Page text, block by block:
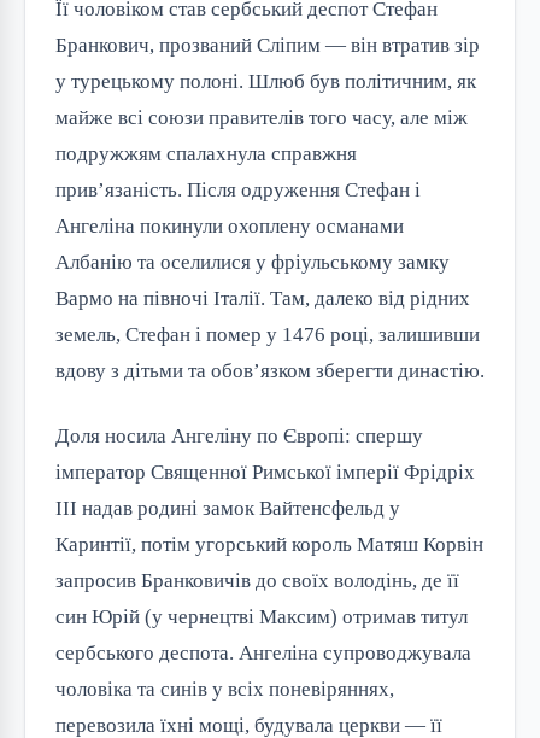
Її чоловіком став сербський деспот Стефан
Бранкович, прозваний Сліпим — він втратив зір
у турецькому полоні. Шлюб був політичним, як
майже всі союзи правителів того часу, але між
подружжям спалахнула справжня
прив’язаність. Після одруження Стефан і
Ангеліна покинули охоплену османами
Албанію та оселилися у фріульському замку
Вармо на півночі Італії. Там, далеко від рідних
земель, Стефан і помер у 1476 році, залишивши
вдову з дітьми та обов’язком зберегти династію.
Доля носила Ангеліну по Європі: спершу
імператор Священної Римської імперії Фрідріх
III надав родині замок Вайтенсфельд у
Каринтії, потім угорський король Матяш Корвін
запросив Бранковичів до своїх володінь, де її
син Юрій (у чернецтві Максим) отримав титул
сербського деспота. Ангеліна супроводжувала
чоловіка та синів у всіх поневіряннях,
перевозила їхні мощі, будувала церкви — її